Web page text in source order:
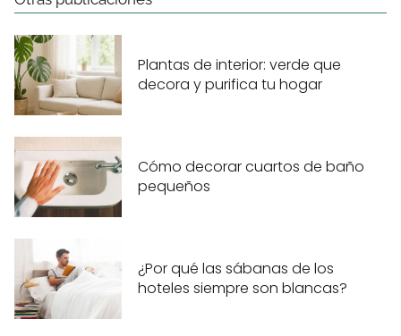
Plantas de interior: verde que
decora y purifica tu hogar
Cómo decorar cuartos de baño
pequeños
¿Por qué las sábanas de los
hoteles siempre son blancas?